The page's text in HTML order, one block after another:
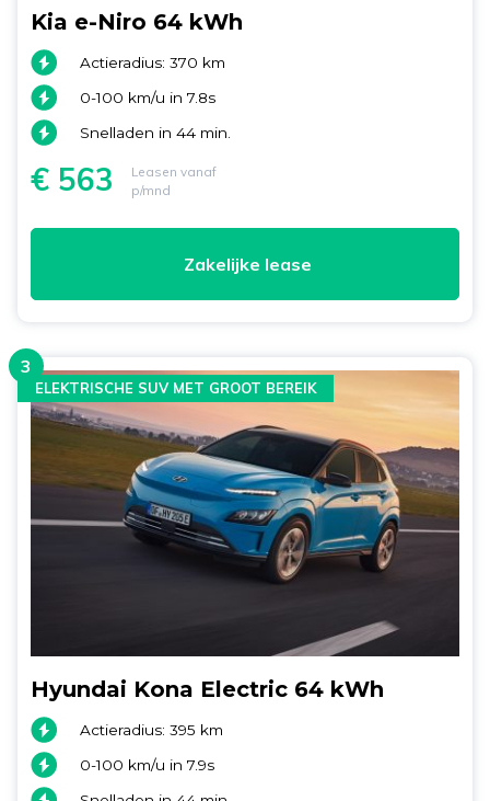
Kia e-Niro 64 kWh
Actieradius: 370 km
0-100 km/u in 7.8s
Snelladen in 44 min.
€ 563
Leasen vanaf
p/mnd
Zakelijke lease
3
ELEKTRISCHE SUV MET GROOT BEREIK
Hyundai Kona Electric 64 kWh
Actieradius: 395 km
0-100 km/u in 7.9s